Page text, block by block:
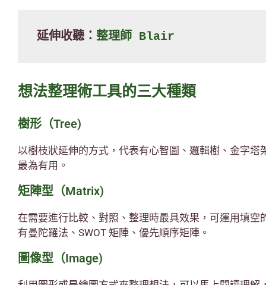
延伸收聽： 整理師 Blair
想法整理術工具的三大種類
樹形（Tree)
以樹枝狀延伸的方式，代表有心智圖、邏輯樹、金字塔
最為有用。
矩陣型（Matrix)
在需要進行比較、對照、整理時最具效果，可運用填空
有曼陀羅法、SWOT 矩陣、優先順序矩陣。
圖像型（Image)